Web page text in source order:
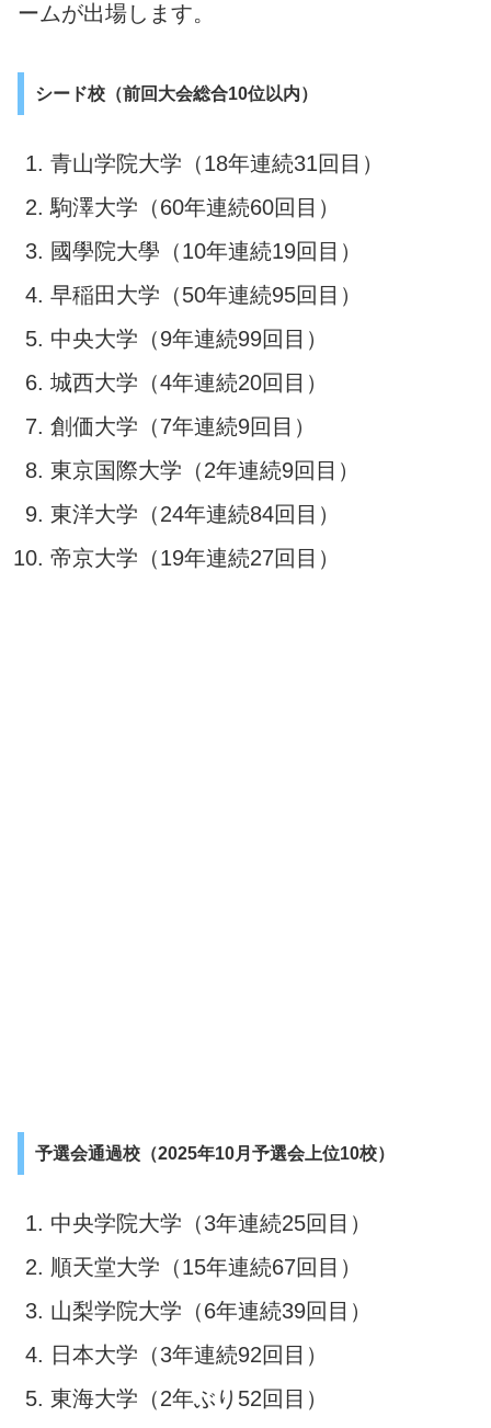
ームが出場します。
シード校（前回大会総合10位以内）
青山学院大学（18年連続31回目）
駒澤大学（60年連続60回目）
國學院大學（10年連続19回目）
早稲田大学（50年連続95回目）
中央大学（9年連続99回目）
城西大学（4年連続20回目）
創価大学（7年連続9回目）
東京国際大学（2年連続9回目）
東洋大学（24年連続84回目）
帝京大学（19年連続27回目）
予選会通過校（2025年10月予選会上位10校）
中央学院大学（3年連続25回目）
順天堂大学（15年連続67回目）
山梨学院大学（6年連続39回目）
日本大学（3年連続92回目）
東海大学（2年ぶり52回目）